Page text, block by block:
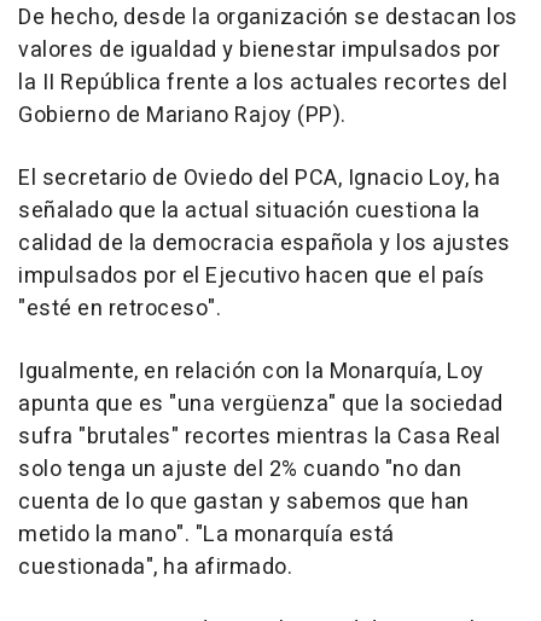
De hecho, desde la organización se destacan los
valores de igualdad y bienestar impulsados por
la II República frente a los actuales recortes del
Gobierno de Mariano Rajoy (PP).
El secretario de Oviedo del PCA, Ignacio Loy, ha
señalado que la actual situación cuestiona la
calidad de la democracia española y los ajustes
impulsados por el Ejecutivo hacen que el país
"esté en retroceso".
Igualmente, en relación con la Monarquía, Loy
apunta que es "una vergüenza" que la sociedad
sufra "brutales" recortes mientras la Casa Real
solo tenga un ajuste del 2% cuando "no dan
cuenta de lo que gastan y sabemos que han
metido la mano". "La monarquía está
cuestionada", ha afirmado.